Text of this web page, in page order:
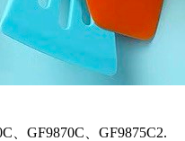
、GF9870C、GF9875C2.